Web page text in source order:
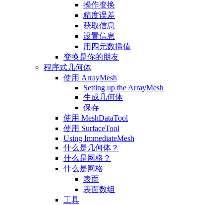
操作变换
精度误差
获取信息
设置信息
用四元数插值
变换是你的朋友
程序式几何体
使用 ArrayMesh
Setting up the ArrayMesh
生成几何体
保存
使用 MeshDataTool
使用 SurfaceTool
Using ImmediateMesh
什么是几何体？
什么是网格？
什么是网格
表面
表面数组
工具